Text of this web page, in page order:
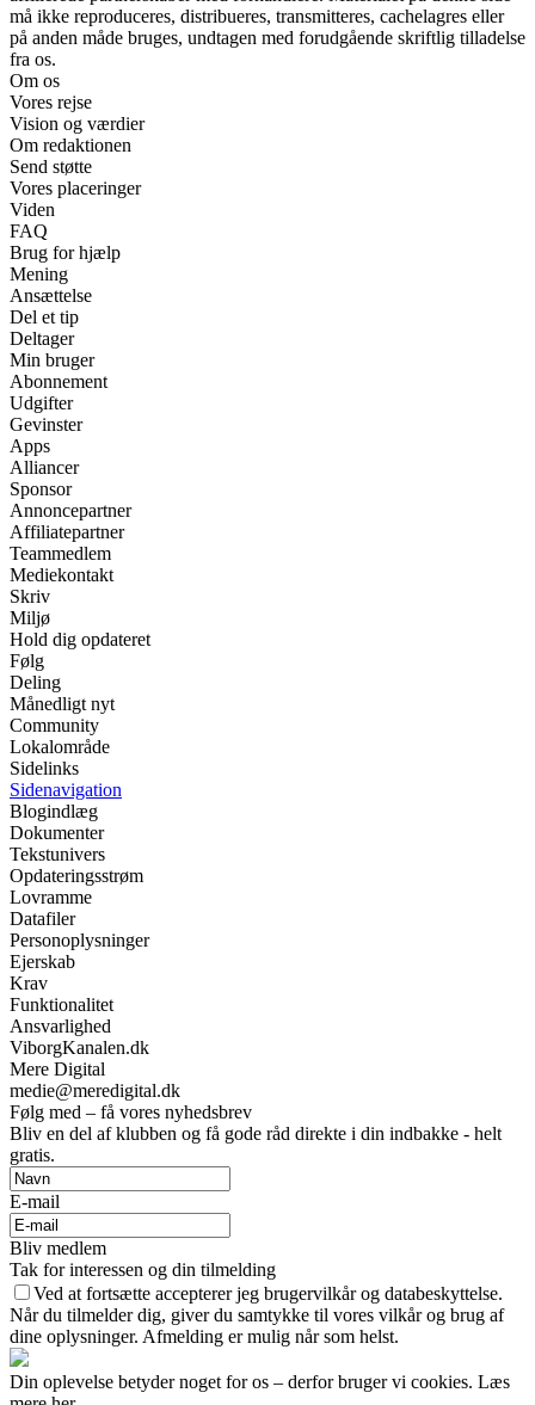
må ikke reproduceres, distribueres, transmitteres, cachelagres eller
på anden måde bruges, undtagen med forudgående skriftlig tilladelse
fra os.
Om os
Vores rejse
Vision og værdier
Om redaktionen
Send støtte
Vores placeringer
Viden
FAQ
Brug for hjælp
Mening
Ansættelse
Del et tip
Deltager
Min bruger
Abonnement
Udgifter
Gevinster
Apps
Alliancer
Sponsor
Annoncepartner
Affiliatepartner
Teammedlem
Mediekontakt
Skriv
Miljø
Hold dig opdateret
Følg
Deling
Månedligt nyt
Community
Lokalområde
Sidelinks
Sidenavigation
Blogindlæg
Dokumenter
Tekstunivers
Opdateringsstrøm
Lovramme
Datafiler
Personoplysninger
Ejerskab
Krav
Funktionalitet
Ansvarlighed
ViborgKanalen.dk
Mere Digital
medie@meredigital.dk
Følg med – få vores nyhedsbrev
Bliv en del af klubben og få gode råd direkte i din indbakke - helt
gratis.
E-mail
Bliv medlem
Tak for interessen og din tilmelding
Ved at fortsætte accepterer jeg brugervilkår og databeskyttelse.
Når du tilmelder dig, giver du samtykke til vores vilkår og brug af
dine oplysninger. Afmelding er mulig når som helst.
Din oplevelse betyder noget for os – derfor bruger vi cookies. Læs